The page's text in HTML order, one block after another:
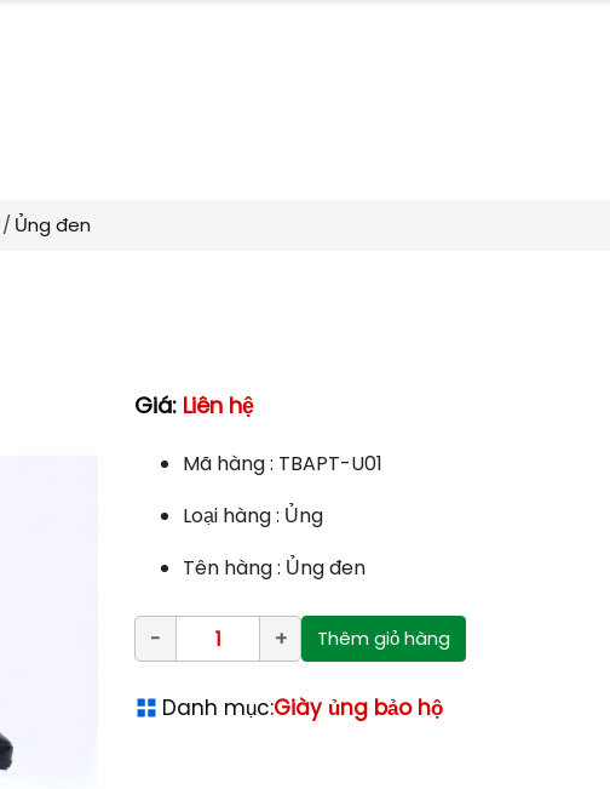
Ủng đen
Giá: Liên hệ
Mã hàng : TBAPT-U01
Loại hàng : Ủng
Tên hàng : Ủng đen
Thêm giỏ hàng
Danh mục:Giày ủng bảo hộ